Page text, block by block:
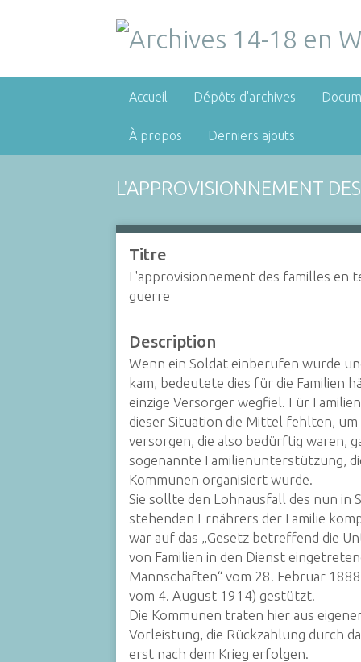
Accueil Dépôts d'archives
À propos Derniers ajouts
L'APPROVISIONNEMENT
Titre
L'approvisionnement des familles en
guerre
Description
Wenn ein Soldat einberufen wurde
kam, bedeutete dies für die Familien
einzige Versorger wegfiel. Für
dieser Situation die Mittel fehlten, um
versorgen, die also bedürftig waren,
sogenannte Familienunterstützung,
Kommunen organisiert wurde.
Sie sollte den Lohnausfall des nun in
stehenden Ernährers der Familie
war auf das „Gesetz betreffend die
von Familien in den Dienst
Mannschaften“ vom 28. Februar
vom 4. August 1914) gestützt.
Die Kommunen traten hier aus
Vorleistung, die Rückzahlung durch
erst nach dem Krieg erfolgen.